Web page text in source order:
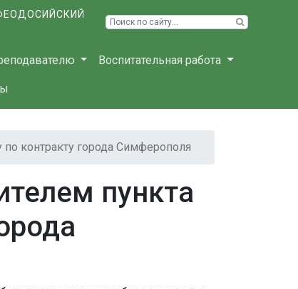
Воспитательная работа
контракту города Симферополя
пункта